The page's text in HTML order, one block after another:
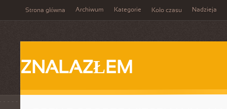
Strona główna Archiwum Kategorie Koło czasu Nadzieja
ZNALAZŁEM